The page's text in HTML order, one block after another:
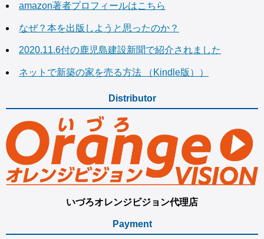
amazon著者プロフィールはこちら
なぜ？本を出版しようと思ったのか？
2020.11.6付の鹿児島建設新聞で紹介されました
ネットで新築の家を売る方法 （Kindle版））
Distributor
いづろオレンジビジョン代理店
Payment